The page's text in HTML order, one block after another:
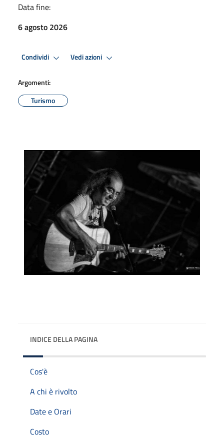
Data fine:
6 agosto 2026
Condividi Vedi azioni
Argomenti:
Turismo
INDICE DELLA PAGINA
Cos'è
A chi è rivolto
Date e Orari
Costo